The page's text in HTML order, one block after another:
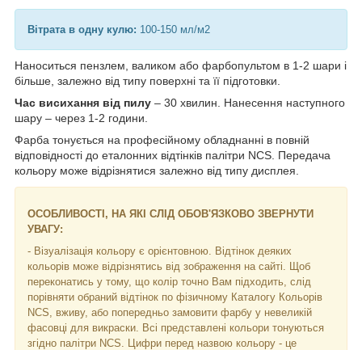
Вітрата в одну кулю: 100-150 мл/м2
Наноситься пензлем, валиком або фарбопультом в 1-2 шари і
більше, залежно від типу поверхні та її підготовки.
Час висихання від пилу – 30 хвилин. Нанесення наступного
шару – через 1-2 години.
Фарба тонується на професійному обладнанні в повній
відповідності до еталонних відтінків палітри NCS. Передача
кольору може відрізнятися залежно від типу дисплея.
ОСОБЛИВОСТІ, НА ЯКІ СЛІД ОБОВ'ЯЗКОВО ЗВЕРНУТИ
УВАГУ:
- Візуалізація кольору є орієнтовною. Відтінок деяких
кольорів може відрізнятись від зображення на сайті. Щоб
переконатись у тому, що колір точно Вам підходить, слід
порівняти обраний відтінок по фізичному Каталогу Кольорів
NCS, вживу, або попередньо замовити фарбу у невеликій
фасовці для викраски. Всі представлені кольори тонуються
згідно палітри NCS. Цифри перед назвою кольору - це